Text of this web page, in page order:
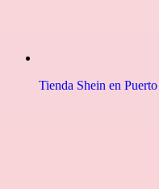
Tienda Shein en